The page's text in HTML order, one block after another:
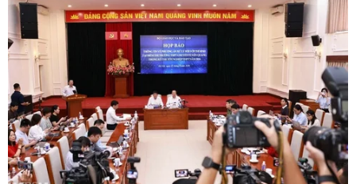
Hiện trường vụ cảnh sát giao thông gây tai nạn (Ảnh: Nguyễn
Văn Việt/TTXVN phát)
Tối 14/6, theo thông tin chính thức từ Công an
tỉnh Bình Dương, liên quan đến vụ Cảnh sát
giao thông Công an tỉnh Bình Dương điều khiển
xe công vụ gây tai nạn giao thông làm chết 1